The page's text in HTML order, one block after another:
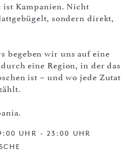
ist Kampanien. Nicht
sondern direkt,
begeben wir uns auf eine
eine Region, in der das
ist – und wo jede Zutat
UHR - 23:00 UHR